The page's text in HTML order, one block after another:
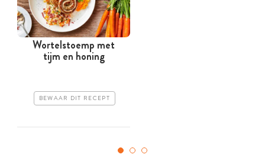
Wortelstoemp met
tijm en honing
BEWAAR DIT RECEPT